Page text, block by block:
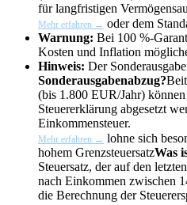
für langfristigen
Mehr erfahren → oder dem
Warnung: Bei 100 %-
Kosten und Inflation
Hinweis: Der
Sonderausgabenabzug?
(bis 1.800 EUR/Jahr)
Steuererklärung abgesetzt
Einkommensteuer.
Mehr erfahren → lohne sich
hohem GrenzsteuersatzWas
Steuersatz, der auf den
nach Einkommen zwischen
die Berechnung der